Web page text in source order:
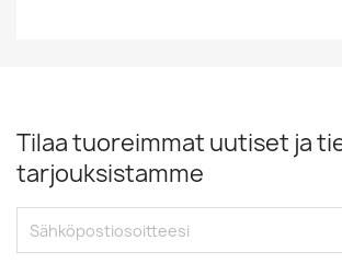
Tilaa tuoreimmat uutiset ja
tarjouksistamme